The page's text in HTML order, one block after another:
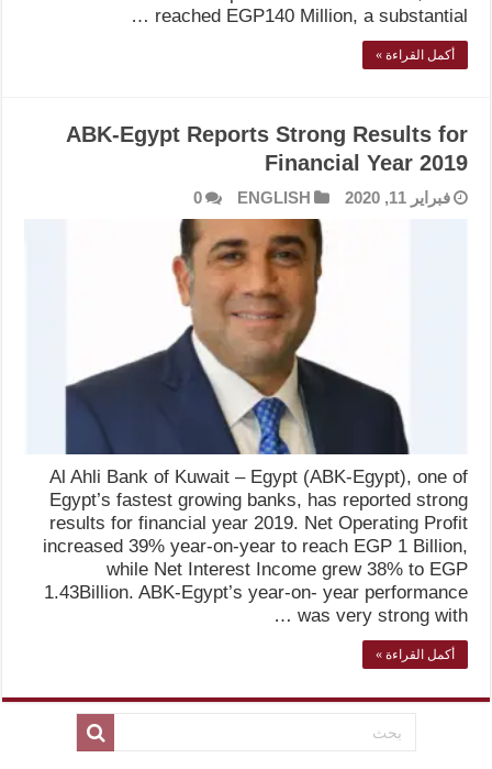
reached EGP140 Million, a substantial …
أكمل القراءة »
ABK-Egypt Reports Strong Results for
Financial Year 2019
فبراير 11, 2020 ENGLISH
0
Al Ahli Bank of Kuwait – Egypt (ABK-Egypt), one of
Egypt’s fastest growing banks, has reported strong
results for financial year 2019. Net Operating Profit
increased 39% year-on-year to reach EGP 1 Billion,
while Net Interest Income grew 38% to EGP
1.43Billion. ABK-Egypt’s year-on- year performance
was very strong with …
أكمل القراءة »